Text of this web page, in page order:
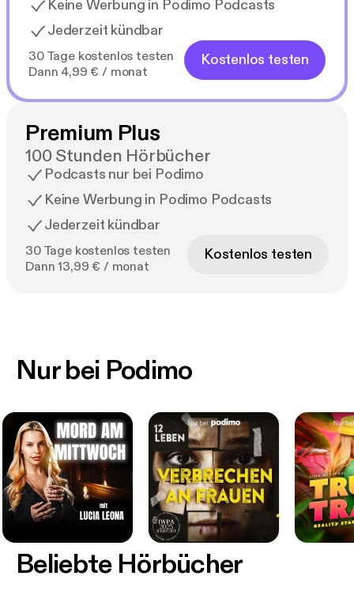
Keine Werbung in Podimo Podcasts
Jederzeit kündbar
30 Tage kostenlos testen
Dann 4,99 € / monat
Kostenlos testen
Premium Plus
100 Stunden Hörbücher
Podcasts nur bei Podimo
Keine Werbung in Podimo Podcasts
Jederzeit kündbar
30 Tage kostenlos testen
Dann 13,99 € / monat
Kostenlos testen
Nur bei Podimo
Beliebte Hörbücher